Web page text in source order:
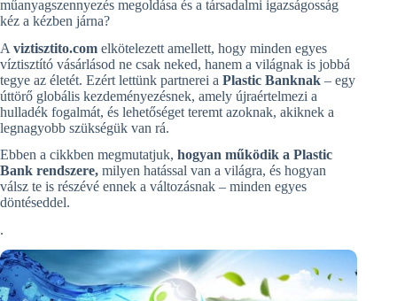
műanyagszennyezés megoldása és a társadalmi igazságosság
kéz a kézben járna?
A viztisztito.com elkötelezett amellett, hogy minden egyes
víztisztító vásárlásod ne csak neked, hanem a világnak is jobbá
tegye az életét. Ezért lettünk partnerei a Plastic Banknak – egy
úttörő globális kezdeményezésnek, amely újraértelmezi a
hulladék fogalmát, és lehetőséget teremt azoknak, akiknek a
legnagyobb szükségük van rá.
Ebben a cikkben megmutatjuk, hogyan működik a Plastic
Bank rendszere, milyen hatással van a világra, és hogyan
válsz te is részévé ennek a változásnak – minden egyes
döntéseddel.
.